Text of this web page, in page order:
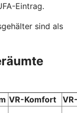
Eintrag.
sind als
VR-Komfort